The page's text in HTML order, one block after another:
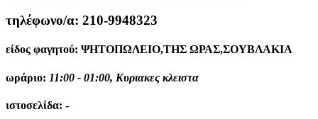
τηλέφωνο/α: 210-9948323
είδος φαγητού: ΨΗΤΟΠΩΛΕΙΟ,ΤΗΣ ΩΡΑΣ,ΣΟΥΒΛΑΚΙΑ
ωράριο: 11:00 - 01:00, Κυριακες κλειστα
ιστοσελίδα: -